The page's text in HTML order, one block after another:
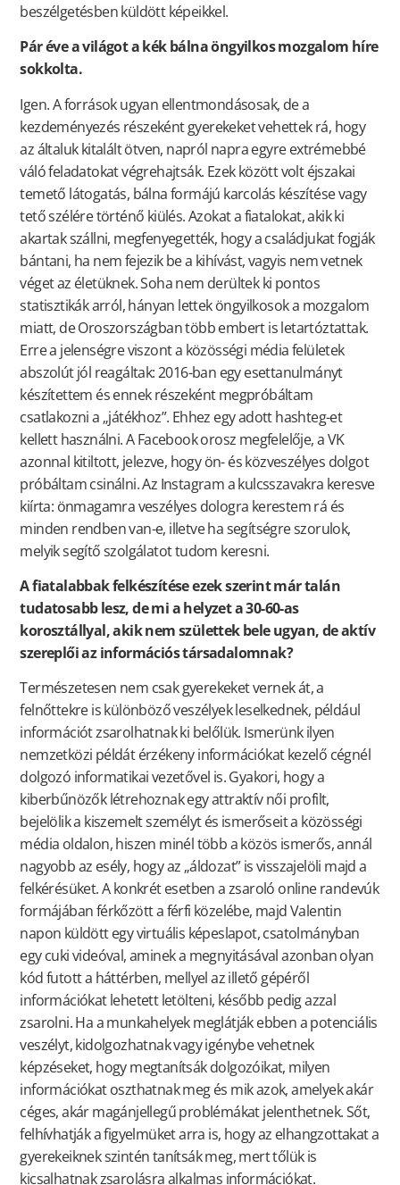
beszélgetésben küldött képeikkel.
Pár éve a világot a kék bálna öngyilkos mozgalom híre
sokkolta.
Igen. A források ugyan ellentmondásosak, de a
kezdeményezés részeként gyerekeket vehettek rá, hogy
az általuk kitalált ötven, napról napra egyre extrémebbé
váló feladatokat végrehajtsák. Ezek között volt éjszakai
temető látogatás, bálna formájú karcolás készítése vagy
tető szélére történő kiülés. Azokat a fiatalokat, akik ki
akartak szállni, megfenyegették, hogy a családjukat fogják
bántani, ha nem fejezik be a kihívást, vagyis nem vetnek
véget az életüknek. Soha nem derültek ki pontos
statisztikák arról, hányan lettek öngyilkosok a mozgalom
miatt, de Oroszországban több embert is letartóztattak.
Erre a jelenségre viszont a közösségi média felületek
abszolút jól reagáltak: 2016-ban egy esettanulmányt
készítettem és ennek részeként megpróbáltam
csatlakozni a „játékhoz”. Ehhez egy adott hashteg-et
kellett használni. A Facebook orosz megfelelője, a VK
azonnal kitiltott, jelezve, hogy ön- és közveszélyes dolgot
próbáltam csinálni. Az Instagram a kulcsszavakra keresve
kiírta: önmagamra veszélyes dologra kerestem rá és
minden rendben van-e, illetve ha segítségre szorulok,
melyik segítő szolgálatot tudom keresni.
A fiatalabbak felkészítése ezek szerint már talán
tudatosabb lesz, de mi a helyzet a 30-60-as
korosztállyal, akik nem születtek bele ugyan, de aktív
szereplői az információs társadalomnak?
Természetesen nem csak gyerekeket vernek át, a
felnőttekre is különböző veszélyek leselkednek, például
információt zsarolhatnak ki belőlük. Ismerünk ilyen
nemzetközi példát érzékeny információkat kezelő cégnél
dolgozó informatikai vezetővel is. Gyakori, hogy a
kiberbűnözők létrehoznak egy attraktív női profilt,
bejelölik a kiszemelt személyt és ismerőseit a közösségi
média oldalon, hiszen minél több a közös ismerős, annál
nagyobb az esély, hogy az „áldozat” is visszajelöli majd a
felkérésüket. A konkrét esetben a zsaroló online randevúk
formájában férkőzött a férfi közelébe, majd Valentin
napon küldött egy virtuális képeslapot, csatolmányban
egy cuki videóval,amineka megnyitásával azonban olyan
kód futott a háttérben, mellyel az illető gépéről
információkat lehetett letölteni, később pedig azzal
zsarolni. Ha a munkahelyek meglátják ebben a potenciális
veszélyt, kidolgozhatnakvagy igénybe vehetnek
képzéseket, hogy megtanítsák dolgozóikat, milyen
információkat oszthatnak meg és mik azok, amelyek akár
céges, akár magánjellegű problémákat jelenthetnek. Sőt,
felhívhatják a figyelmüket arra is, hogy az elhangzottakat a
gyerekeiknek szintén tanítsák meg, mert tőlük is
kicsalhatnak zsarolásra alkalmas információkat.